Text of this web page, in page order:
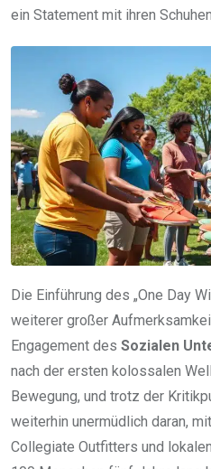
ein Statement mit ihren
Die Einführung des „One Day
weiterer großer
Engagement des Sozialen
nach der ersten kolossalen
Bewegung, und trotz der
weiterhin unermüdlich daran,
Collegiate Outfitters und